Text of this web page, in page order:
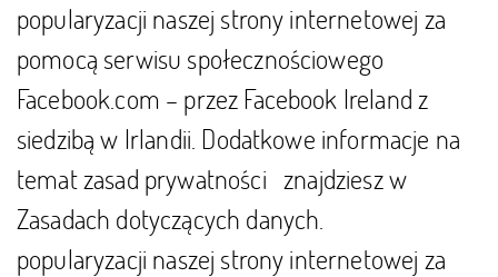
popularyzacji naszej strony internetowej za
pomocą serwisu społecznościowego
Facebook.com – przez Facebook Ireland z
siedzibą w Irlandii. Dodatkowe informacje na
temat zasad prywatności znajdziesz w
Zasadach dotyczących danych
popularyzacji naszej strony internetowej za